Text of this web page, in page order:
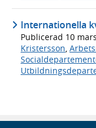
Internationella
Publicerad 10
Kristersson